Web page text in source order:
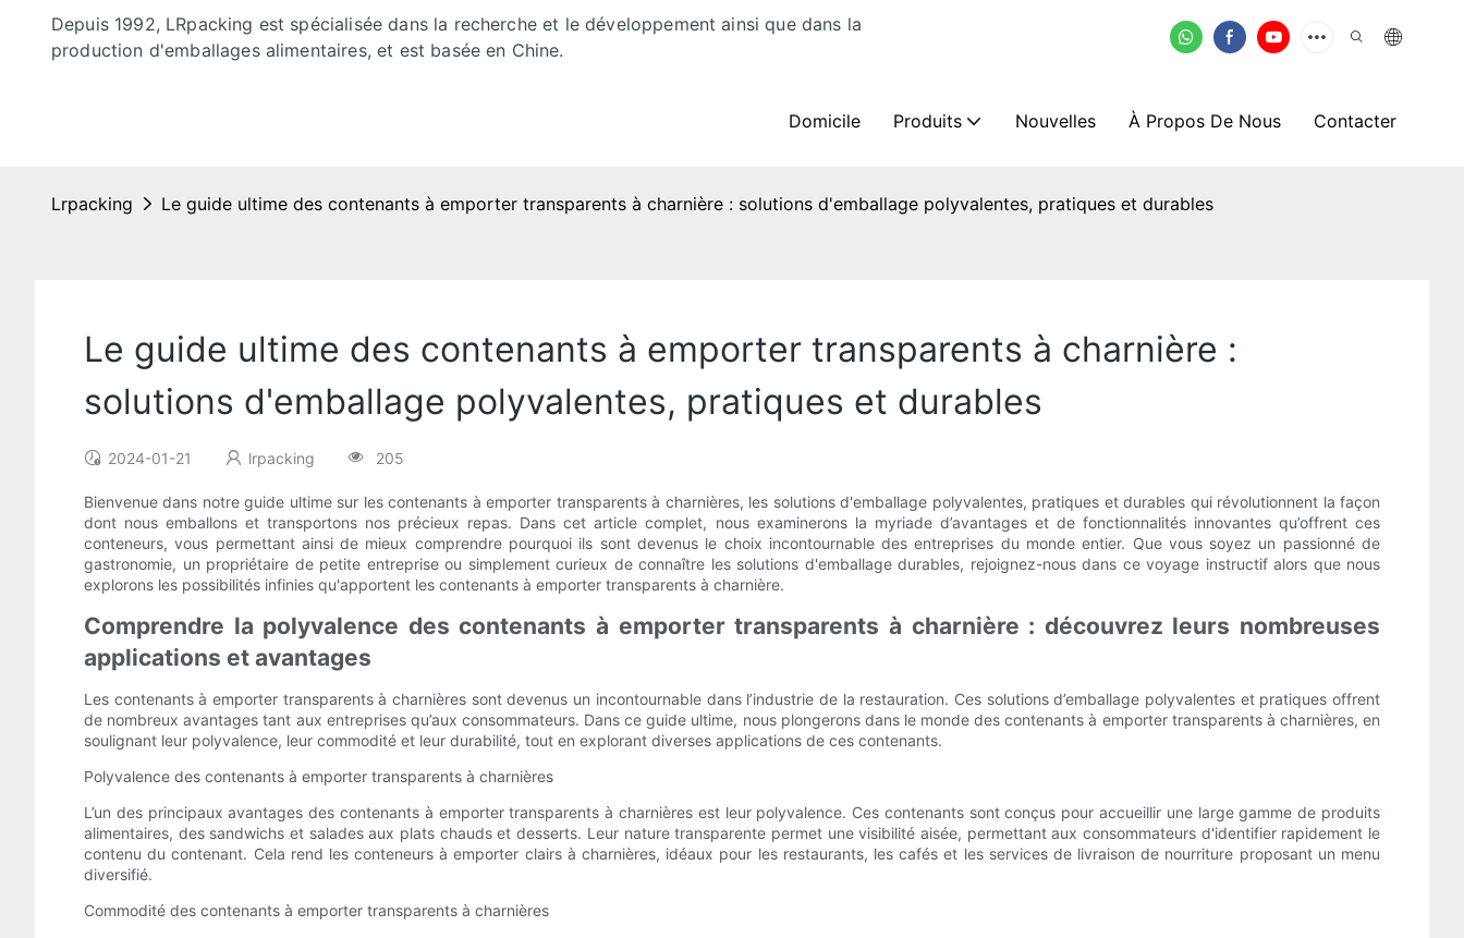
Depuis 1992, LRpacking est spécialisée dans la recherche et le développement ainsi que dans la
production d'emballages alimentaires, et est basée en Chine.
Domicile Produits Nouvelles À Propos De Nous Contacter
Lrpacking Le guide ultime des contenants à emporter transparents à charnière : solutions d'emballage polyvalentes, pratiques et durables
Le guide ultime des contenants à emporter transparents à charnière :
solutions d'emballage polyvalentes, pratiques et durables
2024-01-21 lrpacking 205
Bienvenue dans notre guide ultime sur les contenants à emporter transparents à charnières, les solutions d'emballage polyvalentes, pratiques et durables qui révolutionnent la façon
dont nous emballons et transportons nos précieux repas. Dans cet article complet, nous examinerons la myriade d’avantages et de fonctionnalités innovantes qu’offrent ces
conteneurs, vous permettant ainsi de mieux comprendre pourquoi ils sont devenus le choix incontournable des entreprises du monde entier. Que vous soyez un passionné de
gastronomie, un propriétaire de petite entreprise ou simplement curieux de connaître les solutions d'emballage durables, rejoignez-nous dans ce voyage instructif alors que nous
explorons les possibilités infinies qu'apportent les contenants à emporter transparents à charnière.
Comprendre la polyvalence des contenants à emporter transparents à charnière : découvrez leurs nombreuses
applications et avantages
Les contenants à emporter transparents à charnières sont devenus un incontournable dans l’industrie de la restauration. Ces solutions d’emballage polyvalentes et pratiques offrent
de nombreux avantages tant aux entreprises qu’aux consommateurs. Dans ce guide ultime, nous plongerons dans le monde des contenants à emporter transparents à charnières, en
soulignant leur polyvalence, leur commodité et leur durabilité, tout en explorant diverses applications de ces contenants.
Polyvalence des contenants à emporter transparents à charnières
L’un des principaux avantages des contenants à emporter transparents à charnières est leur polyvalence. Ces contenants sont conçus pour accueillir une large gamme de produits
alimentaires, des sandwichs et salades aux plats chauds et desserts. Leur nature transparente permet une visibilité aisée, permettant aux consommateurs d'identifier rapidement le
contenu du contenant. Cela rend les conteneurs à emporter clairs à charnières, idéaux pour les restaurants, les cafés et les services de livraison de nourriture proposant un menu
diversifié.
Commodité des contenants à emporter transparents à charnières